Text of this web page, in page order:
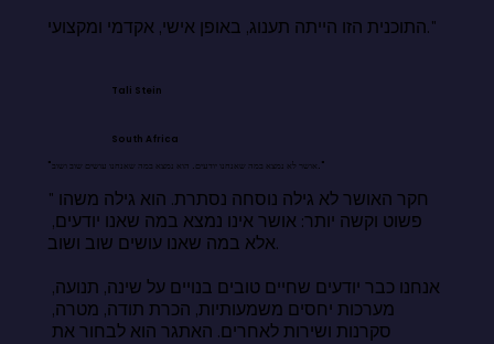
התוכנית הזו הייתה תענוג, באופן אישי, אקדמי ומקצועי."
Tali Stein
South Africa
"אושר לא נמצא במה שאנחנו יודעים. הוא נמצא במה שאנחנו עושים שוב ושוב."
"חקר האושר לא גילה נוסחה נסתרת. הוא גילה משהו
אלא במה שאנו עושים שוב ושוב.